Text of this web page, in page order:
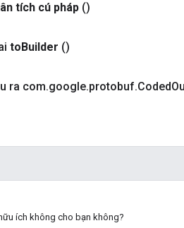
tích cú pháp ()
toBuilder ()
ra com.google.protobuf.Coded
ích không cho bạn không?